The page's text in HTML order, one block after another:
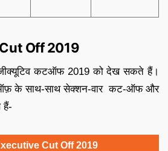
Off 2019
कटऑफ 2019 को देख सकते हैं।
के साथ-साथ सेक्शन-वार कट-ऑफ और
हैं-
Cut Off 2019